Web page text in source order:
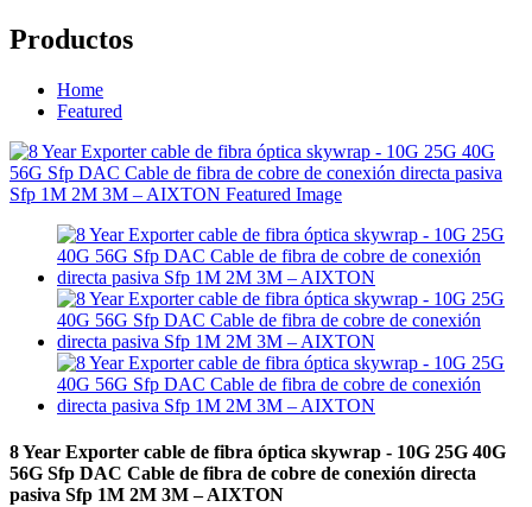
Productos
Home
Featured
8 Year Exporter cable de fibra óptica skywrap - 10G 25G 40G
56G Sfp DAC Cable de fibra de cobre de conexión directa
pasiva Sfp 1M 2M 3M – AIXTON